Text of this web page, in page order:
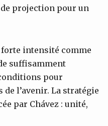
projection pour un
forte intensité comme
suffisamment
pour
l’avenir. La stratégie
par Chávez : unité,